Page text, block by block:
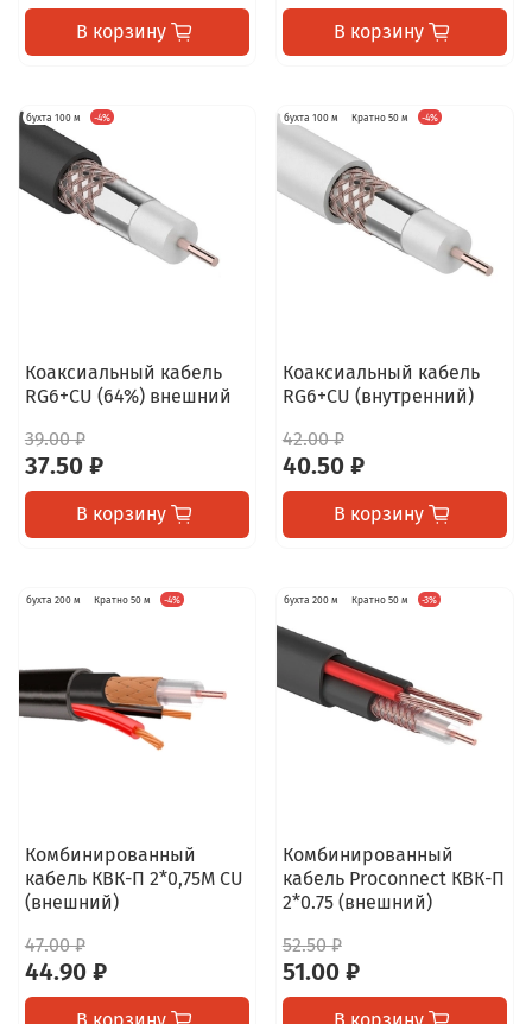
В корзину В корзину
бухта 100 м -4%
Коаксиальный кабель
RG6+CU (64%) внешний
39.00 ₽
37.50 ₽
В корзину
бухта 100 м Кратно 50 м -4%
Коаксиальный кабель
RG6+CU (внутренний)
42.00 ₽
40.50 ₽
В корзину
бухта 200 м Кратно 50 м -4%
Комбинированный
кабель КВК-П 2*0,75M CU
(внешний)
47.00 ₽
44.90 ₽
В корзину
бухта 200 м Кратно 50 м -3%
Комбинированный
кабель Proconnect КВК-П
2*0.75 (внешний)
52.50 ₽
51.00 ₽
В корзину